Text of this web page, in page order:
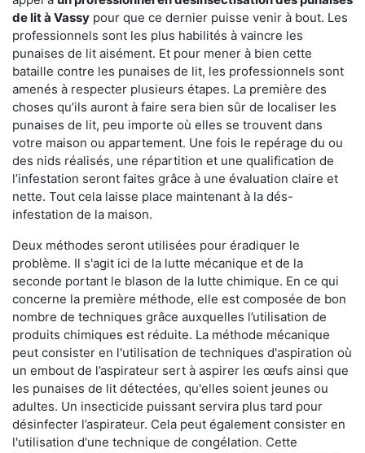
de lit à Vassy pour que ce dernier puisse venir à bout. Les
professionnels sont les plus habilités à vaincre les
punaises de lit aisément. Et pour mener à bien cette
bataille contre les punaises de lit, les professionnels sont
amenés à respecter plusieurs étapes. La première des
choses qu’ils auront à faire sera bien sûr de localiser les
punaises de lit, peu importe où elles se trouvent dans
votre maison ou appartement. Une fois le repérage du ou
des nids réalisés, une répartition et une qualification de
l’infestation seront faites grâce à une évaluation claire et
nette. Tout cela laisse place maintenant à la dés-
infestation de la maison.
Deux méthodes seront utilisées pour éradiquer le
problème. Il s'agit ici de la lutte mécanique et de la
seconde portant le blason de la lutte chimique. En ce qui
concerne la première méthode, elle est composée de bon
nombre de techniques grâce auxquelles l’utilisation de
produits chimiques est réduite. La méthode mécanique
peut consister en l'utilisation de techniques d'aspiration où
un embout de l’aspirateur sert à aspirer les œufs ainsi que
les punaises de lit détectées, qu'elles soient jeunes ou
adultes. Un insecticide puissant servira plus tard pour
désinfecter l’aspirateur. Cela peut également consister en
l'utilisation d'une technique de congélation. Cette